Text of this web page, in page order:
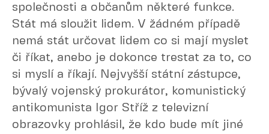
společnosti a občanům některé funkce.
Stát má sloužit lidem. V žádném případě
nemá stát určovat lidem co si mají myslet
či říkat, anebo je dokonce trestat za to, co
si myslí a říkají. Nejvyšší státní zástupce,
bývalý vojenský prokurátor, komunistický
antikomunista Igor Stříž z televizní
obrazovky prohlásil, že kdo bude mít jiné